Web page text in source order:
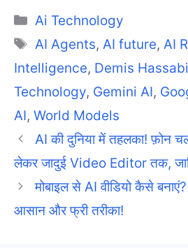
Categories
Ai Technology
Tags
AI Agents,AI future,AI
Intelligence, Demis
Technology, Gemini AI,
AI, World Models
AI की दुनिया में तहलका! फ़ोन
लेकर जादुई Video Editor तक,
मोबाइल से AI वीडियो कैसे
आसान और फ्री तरीका!